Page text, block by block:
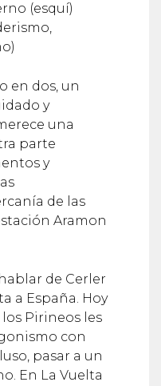
(esquí)
en dos, un
y
una
parte
y
de las
Aramon
de Cerler
a España. Hoy
los Pirineos les
con
pasar a un
En La Vuelta